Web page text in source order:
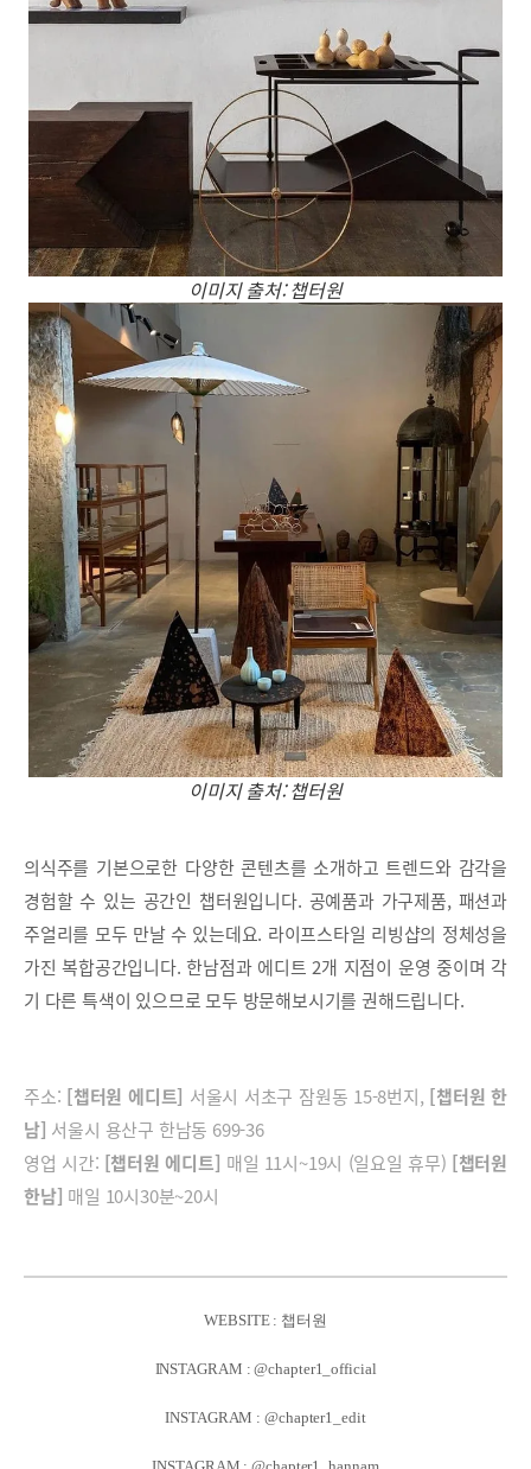
이미지 출처: 챕터원
이미지 출처: 챕터원
의식주를 기본으로한 다양한 콘텐츠를 소개하고 트렌드와 감각을
경험할 수 있는 공간인 챕터원입니다. 공예품과 가구제품, 패션과
주얼리를 모두 만날 수 있는데요. 라이프스타일 리빙샵의 정체성을
가진 복합공간입니다. 한남점과 에디트 2개 지점이 운영 중이며 각
기 다른 특색이 있으므로 모두 방문해보시기를 권해드립니다.
주소: [챕터원 에디트] 서울시 서초구 잠원동 15-8번지, [챕터원 한
남] 서울시 용산구 한남동 699-36
영업 시간: [챕터원 에디트] 매일 11시~19시 (일요일 휴무) [챕터원
한남] 매일 10시30분~20시
WEBSITE : 챕터원
INSTAGRAM : @chapter1_official
INSTAGRAM : @chapter1_edit